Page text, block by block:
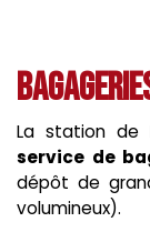
La station de
service de
dépôt de
volumineux).